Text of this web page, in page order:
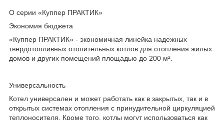
О серии «Куппер ПРАКТИК»
Экономия бюджета
«Куппер ПРАКТИК» - экономичная линейка надежных
твердотопливных отопительных котлов для отопления жилых
домов и других помещений площадью до 200 м².
Универсальность
Котел универсален и может работать как в закрытых, так и в
открытых системах отопления с принудительной циркуляцией
теплоносителя. Кроме того, котлы могут использоваться как